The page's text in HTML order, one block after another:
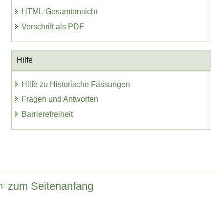
HTML-Gesamtansicht
Vorschrift als PDF
Hilfe
Hilfe zu Historische Fassungen
Fragen und Antworten
Barrierefreiheit
zum Seitenanfang